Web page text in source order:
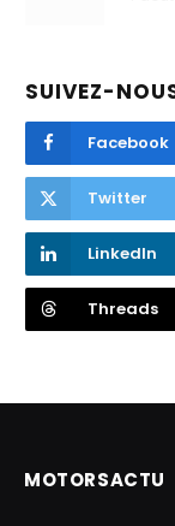
SUIVEZ-
Facebook
Twitter
LinkedIn
Threads
MOTORSACTU